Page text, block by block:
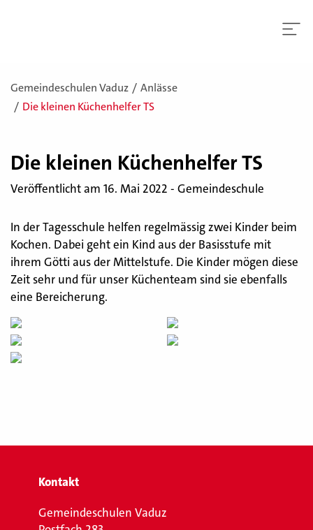
Gemeindeschulen Vaduz
Anlässe
Die kleinen Küchenhelfer TS
Die klei­nen Kü­chen­hel­fer TS
Veröffentlicht am 16. Mai 2022 - Gemeindeschule
In der Tagesschule helfen regelmässig zwei Kinder beim
Kochen. Dabei geht ein Kind aus der Basisstufe mit
ihrem Götti aus der Mittelstufe. Die Kinder mögen diese
Zeit sehr und für unser Küchenteam sind sie ebenfalls
eine Bereicherung.
Kontakt
Gemeindeschulen Vaduz